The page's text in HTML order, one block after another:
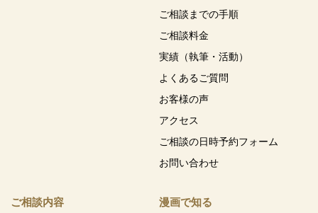
ご相談までの手順
ご相談料金
実績（執筆・活動）
よくあるご質問
お客様の声
アクセス
ご相談の日時予約フォーム
お問い合わせ
ご相談内容 漫画で知る